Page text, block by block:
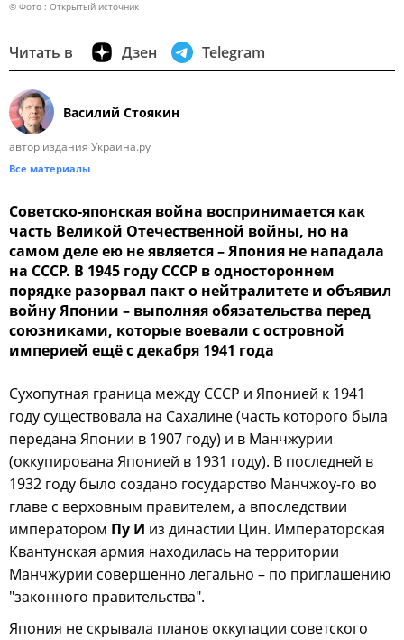
© Фото : Открытый источник
Читать в Дзен Telegram
Василий Стоякин
автор издания Украина.ру
Все материалы
Советско-японская война воспринимается как
часть Великой Отечественной войны, но на
самом деле ею не является – Япония не нападала
на СССР. В 1945 году СССР в одностороннем
порядке разорвал пакт о нейтралитете и объявил
войну Японии – выполняя обязательства перед
союзниками, которые воевали с островной
империей ещё с декабря 1941 года
Сухопутная граница между СССР и Японией к 1941
году существовала на Сахалине (часть которого была
передана Японии в 1907 году) и в Манчжурии
(оккупирована Японией в 1931 году). В последней в
1932 году было создано государство Манчжоу-го во
главе с верховным правителем, а впоследствии
императором Пу И из династии Цин. Императорская
Квантунская армия находилась на территории
Манчжурии совершенно легально – по приглашению
"законного правительства".
Япония не скрывала планов оккупации советского